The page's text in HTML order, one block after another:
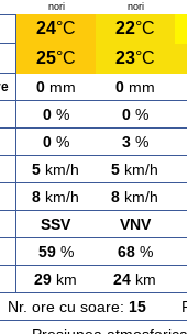
nori
nori
24°C 22°C
25°C 23°C
0mm 0mm
0% 0%
0% 3%
5 km/h 5 km/h
8 km/h 8 km/h
SSV VNV
59% 68%
29 km 24 km
Nr. ore cu soare: 15